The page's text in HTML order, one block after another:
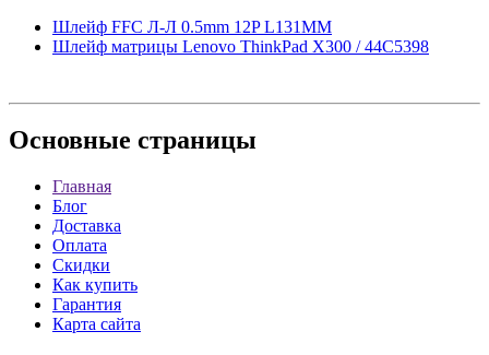
Шлейф FFC Л-Л 0.5mm 12P L131MM
Шлейф матрицы Lenovo ThinkPad X300 / 44C5398
Основные страницы
Главная
Блог
Доставка
Оплата
Скидки
Как купить
Гарантия
Карта сайта